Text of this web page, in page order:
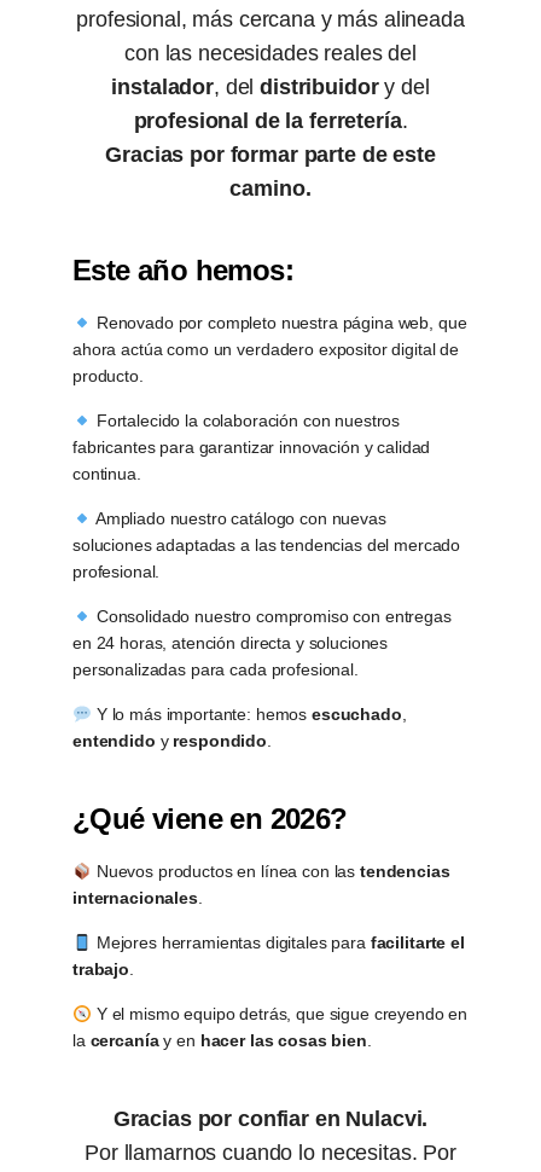
profesional, más cercana y más alineada
con las necesidades reales del
instalador, deldistribuidory del
profesional de la ferretería.
Gracias por formar parte de este
camino.
Este año hemos:
Renovado por completo nuestra página web, que
ahora actúa como un verdadero expositor digital de
producto.
Fortalecido la colaboración con nuestros
fabricantes para garantizar innovación y calidad
continua.
Ampliado nuestro catálogo con nuevas
soluciones adaptadas a las tendencias del mercado
profesional.
Consolidado nuestro compromiso con entregas
en 24 horas, atención directa y soluciones
personalizadas para cada profesional.
Y lo más importante: hemosescuchado
entendido y respondido
¿Qué viene en 2026?
Nuevos productos en línea con lastendencias
internacionales.
Mejores herramientas digitales para facilitarte el
trabajo
Y el mismo equipo detrás, que sigue creyendo en
la cercaníay en hacer las cosas bien
Gracias por confiar en Nulacvi.
Por llamarnos cuando lo necesitas. Por